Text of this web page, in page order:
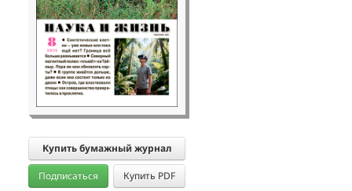
Купить бумажный журнал
Подписаться Купить PDF